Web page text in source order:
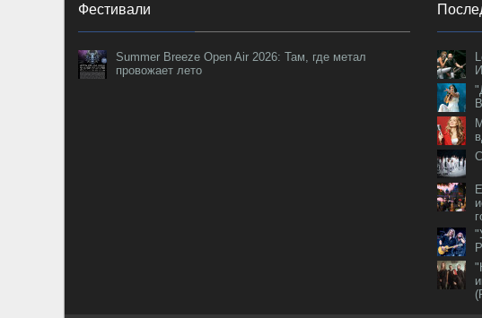
Фестивали
Summer Breeze Open Air 2026: Там, где метал
провожает лето